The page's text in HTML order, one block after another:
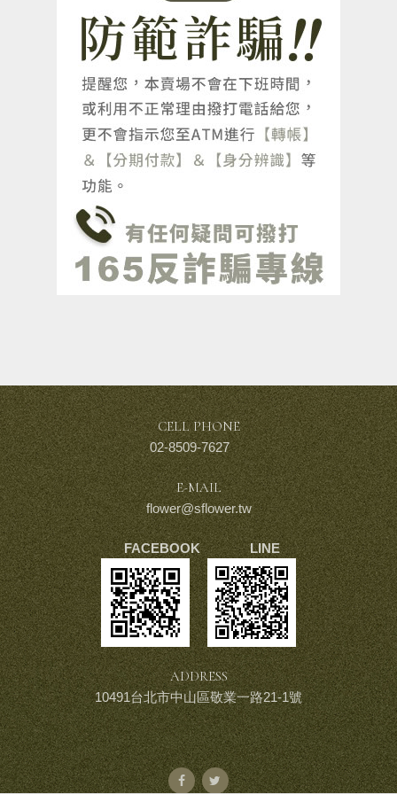
CELL PHONE
02-8509-7627
E-MAIL
flower@sflower.tw
FACEBOOK LINE
ADDRESS
10491台北市中山區敬業一路21-1號